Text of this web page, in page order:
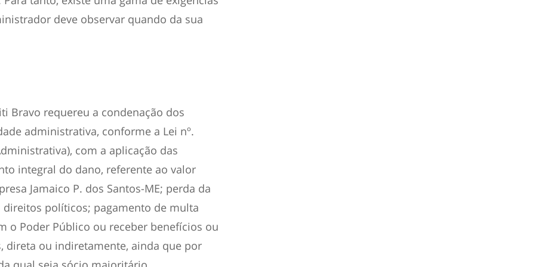
deve observar quando da sua
Bravo requereu a condenação dos
administrativa, conforme a Lei nº.
com a aplicação das
integral do dano, referente ao valor
Jamaico P. dos Santos-ME; perda da
políticos; pagamento de multa
o Poder Público ou receber benefícios ou
direta ou indiretamente, ainda que por